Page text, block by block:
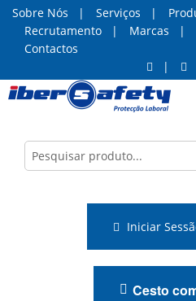
Sobre Nós Serviços
Recrutamento
Marcas
Contactos
Iniciar
Cesto